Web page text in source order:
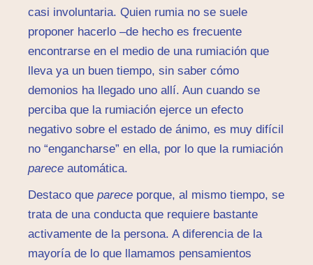
casi involuntaria. Quien rumia no se suele
proponer hacerlo –de hecho es frecuente
encontrarse en el medio de una rumiación que
lleva ya un buen tiempo, sin saber cómo
demonios ha llegado uno allí. Aun cuando se
perciba que la rumiación ejerce un efecto
negativo sobre el estado de ánimo, es muy difícil
no “engancharse” en ella, por lo que la rumiación
parece automática.
Destaco que parece porque, al mismo tiempo, se
trata de una conducta que requiere bastante
activamente de la persona. A diferencia de la
mayoría de lo que llamamos pensamientos